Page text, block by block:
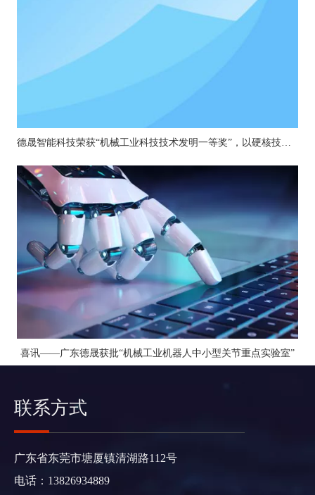
喜讯——广东德晟获批“机械工业机器人中小型关节重点实验室”
联系方式
广东省东莞市塘厦镇清湖路112号
电话：13826934889